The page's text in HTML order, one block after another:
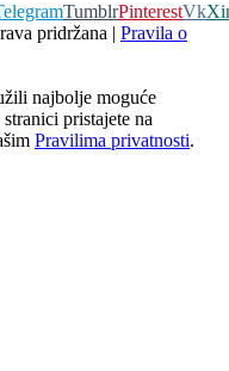
TumblrPinterestVk
pridržana | Pravila o
najbolje moguće
pristajete na
Pravilima privatnosti.